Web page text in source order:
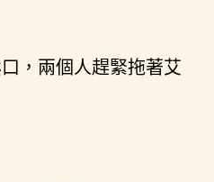
，兩個人趕緊拖著艾